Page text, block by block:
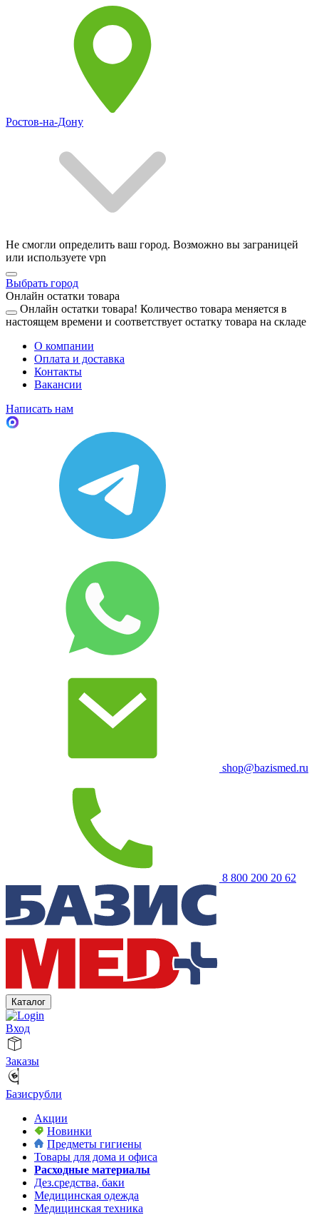
Ростов-на-Дону
Не смогли определить ваш город. Возможно вы заграницей
или используете vpn
Выбрать город
Онлайн остатки товара
Онлайн остатки товара! Количество товара меняется в
настоящем времени и соответствует остатку товара на складе
О компании
Оплата и доставка
Контакты
Вакансии
Написать нам
shop@bazismed.ru
8 800 200 20 62
Каталог
Вход
Заказы
Базисрубли
Акции
Новинки
Предметы гигиены
Товары для дома и офиса
Расходные материалы
Дез.средства, баки
Медицинская одежда
Медицинская техника